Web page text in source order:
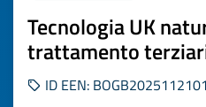
Tecnologia UK
trattamento
ID EEN: